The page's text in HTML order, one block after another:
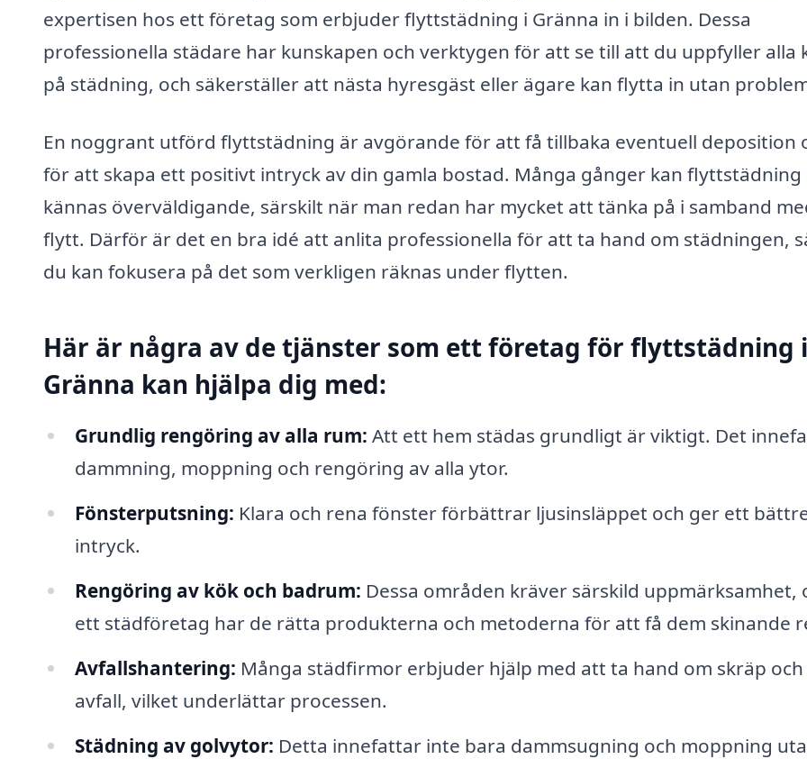
expertisen hos ett företag som erbjuder flyttstädning i Gränna in i bilden. Dessa
professionella städare har kunskapen och verktygen för att se till att du uppfyller alla
på städning, och säkerställer att nästa hyresgäst eller ägare kan flytta in utan
En noggrant utförd flyttstädning är avgörande för att få tillbaka eventuell deposition
för att skapa ett positivt intryck av din gamla bostad. Många gånger kan flyttstädning
kännas överväldigande, särskilt när man redan har mycket att tänka på i samband
flytt. Därför är det en bra idé att anlita professionella för att ta hand om städningen,
du kan fokusera på det som verkligen räknas under flytten.
Här är några av de tjänster som ett företag för flyttstädning i
Gränna kan hjälpa dig med:
Grundlig rengöring av alla rum: Att ett hem städas grundligt är viktigt. Det
dammning, moppning och rengöring av alla ytor.
Fönsterputsning: Klara och rena fönster förbättrar ljusinsläppet och ger ett
intryck.
Rengöring av kök och badrum: Dessa områden kräver särskild uppmärksamhet,
ett städföretag har de rätta produkterna och metoderna för att få dem skinande
Avfallshantering: Många städfirmor erbjuder hjälp med att ta hand om skräp och
avfall, vilket underlättar processen.
Städning av golvytor: Detta innefattar inte bara dammsugning och moppning